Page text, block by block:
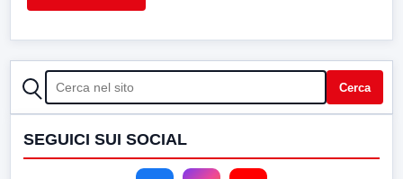
CERCA Cerca
SEGUICI SUI SOCIAL